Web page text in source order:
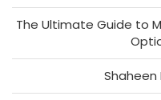
The Ultimate Guide to
Shaheen